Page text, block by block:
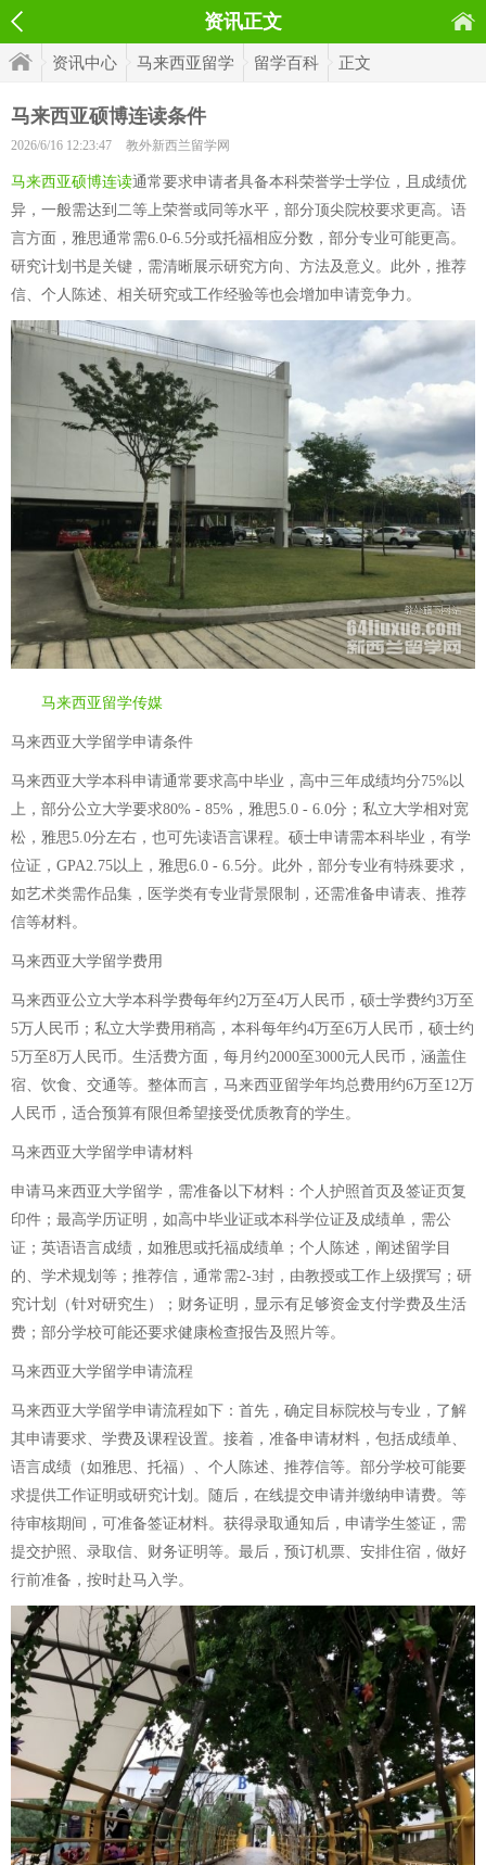
资讯正文
资讯中心 马来西亚留学 留学百科 正文
马来西亚硕博连读条件
2026/6/16 12:23:47 教外新西兰留学网
马来西亚硕博连读通常要求申请者具备本科荣誉学士学位，且成绩优
异，一般需达到二等上荣誉或同等水平，部分顶尖院校要求更高。语
言方面，雅思通常需6.0-6.5分或托福相应分数，部分专业可能更高。
研究计划书是关键，需清晰展示研究方向、方法及意义。此外，推荐
信、个人陈述、相关研究或工作经验等也会增加申请竞争力。
马来西亚留学传媒
马来西亚大学留学申请条件
马来西亚大学本科申请通常要求高中毕业，高中三年成绩均分75%以
上，部分公立大学要求80% - 85%，雅思5.0 - 6.0分；私立大学相对宽
松，雅思5.0分左右，也可先读语言课程。硕士申请需本科毕业，有学
位证，GPA2.75以上，雅思6.0 - 6.5分。此外，部分专业有特殊要求，
如艺术类需作品集，医学类有专业背景限制，还需准备申请表、推荐
信等材料。
马来西亚大学留学费用
马来西亚公立大学本科学费每年约2万至4万人民币，硕士学费约3万至
5万人民币；私立大学费用稍高，本科每年约4万至6万人民币，硕士约
5万至8万人民币。生活费方面，每月约2000至3000元人民币，涵盖住
宿、饮食、交通等。整体而言，马来西亚留学年均总费用约6万至12万
人民币，适合预算有限但希望接受优质教育的学生。
马来西亚大学留学申请材料
申请马来西亚大学留学，需准备以下材料：个人护照首页及签证页复
印件；最高学历证明，如高中毕业证或本科学位证及成绩单，需公
证；英语语言成绩，如雅思或托福成绩单；个人陈述，阐述留学目
的、学术规划等；推荐信，通常需2-3封，由教授或工作上级撰写；研
究计划（针对研究生）；财务证明，显示有足够资金支付学费及生活
费；部分学校可能还要求健康检查报告及照片等。
马来西亚大学留学申请流程
马来西亚大学留学申请流程如下：首先，确定目标院校与专业，了解
其申请要求、学费及课程设置。接着，准备申请材料，包括成绩单、
语言成绩（如雅思、托福）、个人陈述、推荐信等。部分学校可能要
求提供工作证明或研究计划。随后，在线提交申请并缴纳申请费。等
待审核期间，可准备签证材料。获得录取通知后，申请学生签证，需
提交护照、录取信、财务证明等。最后，预订机票、安排住宿，做好
行前准备，按时赴马入学。